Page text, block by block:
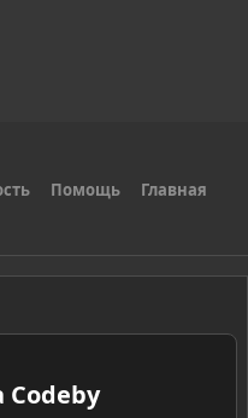
Помощь Главная
Codeby